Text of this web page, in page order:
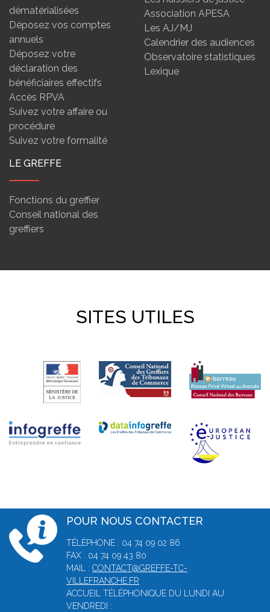
dématérialisées
Déposez vos comptes
annuels
Déposez votre
déclaration des
bénéficiaires effectifs
Accès RPVA
Suivez votre affaire ou
procédure
Suivez votre formalité
Association APESA
Les AJ/MJ
Calendrier des audiences
Observatoire statistiques
Lexique
LE GREFFE
Fonctions du greffier
Conseil national des
greffiers
SITES UTILES
POUR NOUS CONTACTER
TÉLÉPHONE : 04 74 09 02 86
FAX : 04 74 09 43 80
MAIL : CONTACT@GREFFE-TC-
VILLEFRANCHE.FR
ACCUEIL TÉLÉPHONIQUE DU LUNDI AU
VENDREDI :